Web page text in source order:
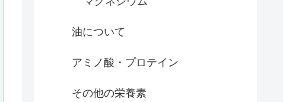
油について
アミノ酸・プロテイン
その他の栄養素